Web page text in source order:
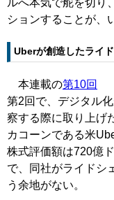
ションすることが、
Uberが創造したライ
本連載の第10回
第2回で、デジタル
察する際に取り上げ
カコーンである米
株式評価額は720億
で、同社がライドシ
う余地がない。